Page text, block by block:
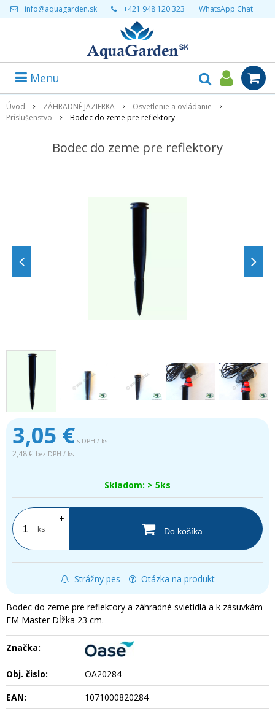
info@aquagarden.sk +421 948 120 323 WhatsApp Chat
Menu
Úvod ZÁHRADNÉ JAZIERKA
Osvetlenie a ovládanie
Príslušenstvo
Bodec do zeme pre reflektory
Bodec do zeme pre reflektory
3,05 € s DPH / ks
2,48 € bez DPH / ks
Skladom: > 5ks
ks
+
-
Do košíka
Strážny pes Otázka na produkt
Bodec do zeme pre reflektory a záhradné svietidlá a k zásuvkám
FM Master Dĺžka 23 cm.
Značka:
Obj. čislo:
OA20284
EAN:
1071000820284